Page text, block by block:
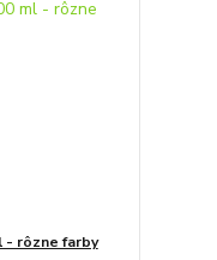
- rôzne farby